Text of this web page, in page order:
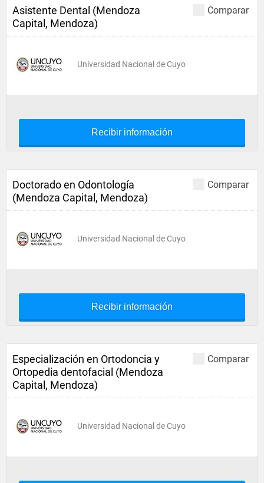
Comparar
Asistente Dental (Mendoza
Capital, Mendoza)
Universidad Nacional de Cuyo
Recibir información
Comparar
Doctorado en Odontología
(Mendoza Capital, Mendoza)
Universidad Nacional de Cuyo
Recibir información
Comparar
Especialización en Ortodoncia y
Ortopedia dentofacial (Mendoza
Capital, Mendoza)
Universidad Nacional de Cuyo